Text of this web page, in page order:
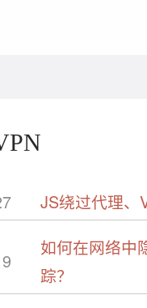
JS绕过代理、
如何在网络中
踪？